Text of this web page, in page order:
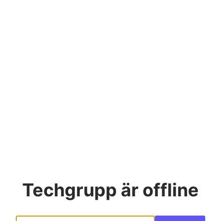
Techgrupp är offline